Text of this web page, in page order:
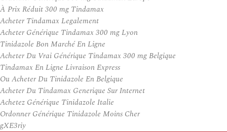
À Prix Réduit 300 mg Tindamax
Acheter Tindamax Legalement
Acheter Générique Tindamax 300 mg Lyon
Tinidazole Bon Marché En Ligne
Acheter Du Vrai Générique Tindamax 300 mg Belgique
Tindamax En Ligne Livraison Express
Ou Acheter Du Tinidazole En Belgique
Acheter Du Tindamax Generique Sur Internet
Achetez Générique Tinidazole Italie
Ordonner Générique Tinidazole Moins Cher
gXE3riy